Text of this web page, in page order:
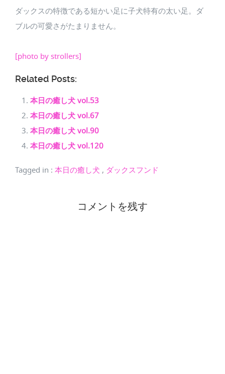
ダックスの特徴である短かい足に子犬特有の太い足。ダ
ブルの可愛さがたまりません。
[photo by strollers]
Related Posts:
本日の癒し犬 vol.53
本日の癒し犬 vol.67
本日の癒し犬 vol.90
本日の癒し犬 vol.120
Tagged in : 本日の癒し犬 , ダックスフンド
コメントを残す